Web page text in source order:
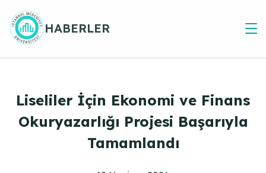
Skip
to
content
HABERLER
Liseliler İçin Ekonomi ve Finans
Okuryazarlığı Projesi Başarıyla
Tamamlandı